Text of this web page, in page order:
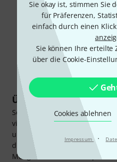
Sie okay ist, stimmen Sie
für Präferenzen,
einfach durch einen Klick
Sie können Ihre erteilte
über die Cookie-
Cookies ablehnen
Impressum ·
Über Harley Benton
Seit 1998 bedient die Marke
vieler Gitarristen und
umfangreichen Bandbreite an
die Hausmarke des
Menge Verstärker,